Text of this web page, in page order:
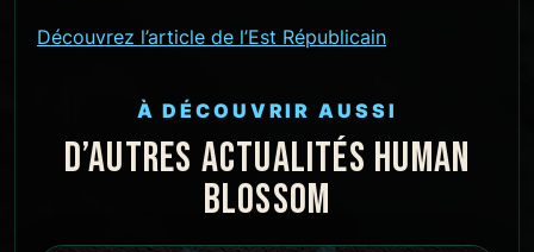
Découvrez l’article de l’Est Républicain
À DÉCOUVRIR AUSSI
D’AUTRES ACTUALITÉS HUMAN
BLOSSOM